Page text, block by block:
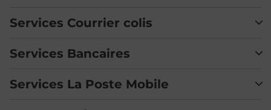
Services Courrier colis
Services Bancaires
Services La Poste Mobile